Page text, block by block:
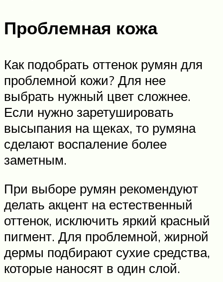
Проблемная кожа
Как подобрать оттенок румян для
проблемной кожи? Для нее
выбрать нужный цвет сложнее.
Если нужно заретушировать
высыпания на щеках, то румяна
сделают воспаление более
заметным.
При выборе румян рекомендуют
делать акцент на естественный
оттенок, исключить яркий красный
пигмент. Для проблемной, жирной
дермы подбирают сухие средства,
которые наносят в один слой.